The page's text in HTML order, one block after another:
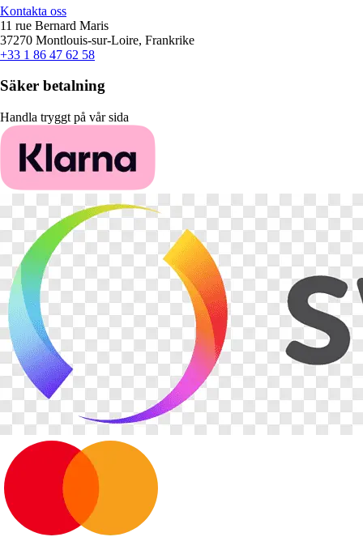
Kontakta oss
11 rue Bernard Maris
37270 Montlouis-sur-Loire, Frankrike
+33 1 86 47 62 58
Säker betalning
Handla tryggt på vår sida